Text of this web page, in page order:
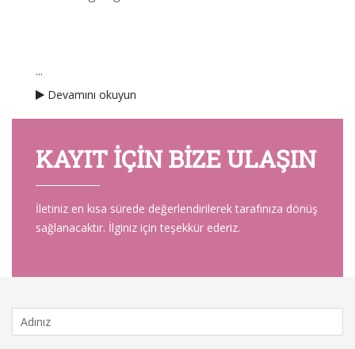
...
Devamını okuyun
KAYIT IÇIN BIZE ULAŞIN
İletiniz en kısa sürede değerlendirilerek tarafınıza dönüş
sağlanacaktır. İlginiz için teşekkür ederiz.